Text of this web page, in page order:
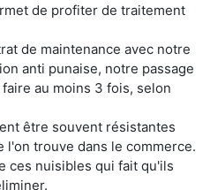
de profiter de traitement
de maintenance avec notre
anti punaise, notre passage
au moins 3 fois, selon
être souvent résistantes
l'on trouve dans le commerce.
ces nuisibles qui fait qu'ils